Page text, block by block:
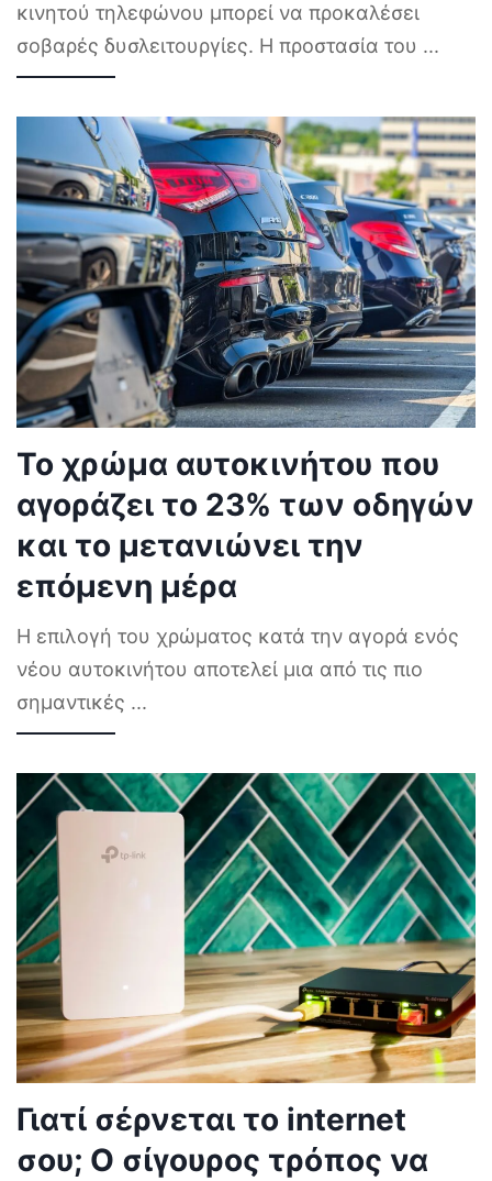
κινητού τηλεφώνου μπορεί να προκαλέσει
σοβαρές δυσλειτουργίες. Η προστασία του ...
Το χρώμα αυτοκινήτου που
αγοράζει το 23% των οδηγών
και το μετανιώνει την
επόμενη μέρα
Η επιλογή του χρώματος κατά την αγορά ενός
νέου αυτοκινήτου αποτελεί μια από τις πιο
σημαντικές ...
Γιατί σέρνεται το internet
σου; Ο σίγουρος τρόπος να